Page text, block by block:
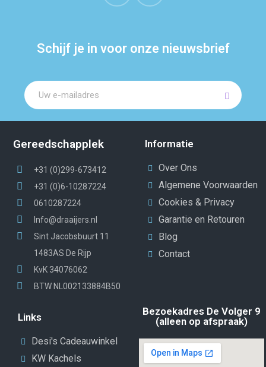
Schijf je in voor onze nieuwsbrief
Gereedschapplek
+31 (0)299-673412
+31 (0)6-10287224
0610287224
Info@draaijers.nl
Sint Jacobsbuurt 11
1483AS De Rijp
KvK 34076062
BTW NL002133884B50
Informatie
Over Ons
Algemene Voorwaarden
Cookies & Privacy
Garantie en Retouren
Blog
Contact
Links
Desi's Cadeauwinkel
KW Kachels
Bezoekadres De Volger 9
(alleen op afspraak)